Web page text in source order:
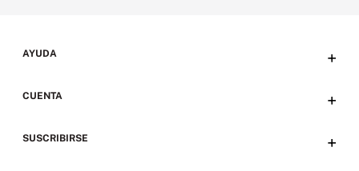
AYUDA +
Preguntas frecuentes
CUENTA +
SUSCRIBIRSE +